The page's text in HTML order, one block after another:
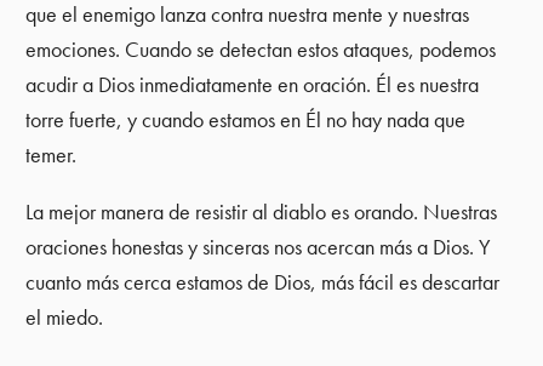
que el enemigo lanza contra nuestra mente y nuestras
emociones. Cuando se detectan estos ataques, podemos
acudir a Dios inmediatamente en oración. Él es nuestra
torre fuerte, y cuando estamos en Él no hay nada que
temer.
La mejor manera de resistir al diablo es orando. Nuestras
oraciones honestas y sinceras nos acercan más a Dios. Y
cuanto más cerca estamos de Dios, más fácil es descartar
el miedo.